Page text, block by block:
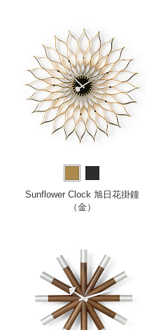
Sunflower Clock 旭日花掛鐘
（金）